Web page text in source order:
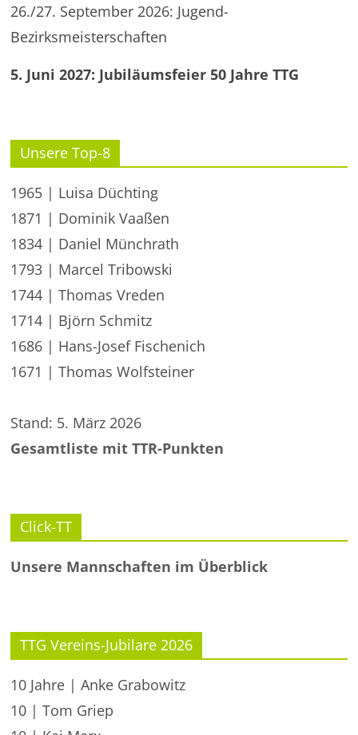
26./27. September 2026: Jugend-
Bezirksmeisterschaften
5. Juni 2027: Jubiläumsfeier 50 Jahre TTG
Unsere Top-8
1965 | Luisa Düchting
1871 | Dominik Vaaßen
1834 | Daniel Münchrath
1793 | Marcel Tribowski
1744 | Thomas Vreden
1714 | Björn Schmitz
1686 | Hans-Josef Fischenich
1671 | Thomas Wolfsteiner
Stand: 5. März 2026
Gesamtliste mit TTR-Punkten
Click-TT
Unsere Mannschaften im Überblick
TTG Vereins-Jubilare 2026
10 Jahre | Anke Grabowitz
10 | Tom Griep